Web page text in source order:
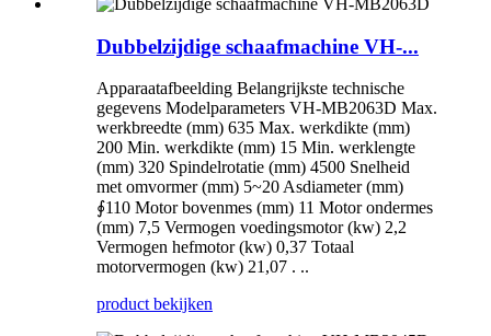
Dubbelzijdige schaafmachine VH-...
Apparaatafbeelding Belangrijkste technische
gegevens Modelparameters VH-MB2063D Max.
werkbreedte (mm) 635 Max. werkdikte (mm)
200 Min. werkdikte (mm) 15 Min. werklengte
(mm) 320 Spindelrotatie (mm) 4500 Snelheid
met omvormer (mm) 5~20 Asdiameter (mm)
∮110 Motor bovenmes (mm) 11 Motor ondermes
(mm) 7,5 Vermogen voedingsmotor (kw) 2,2
Vermogen hefmotor (kw) 0,37 Totaal
motorvermogen (kw) 21,07 . ..
product bekijken